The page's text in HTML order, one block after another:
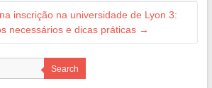
inscrição na universidade de Lyon 3:
necessários e dicas práticas →
Search